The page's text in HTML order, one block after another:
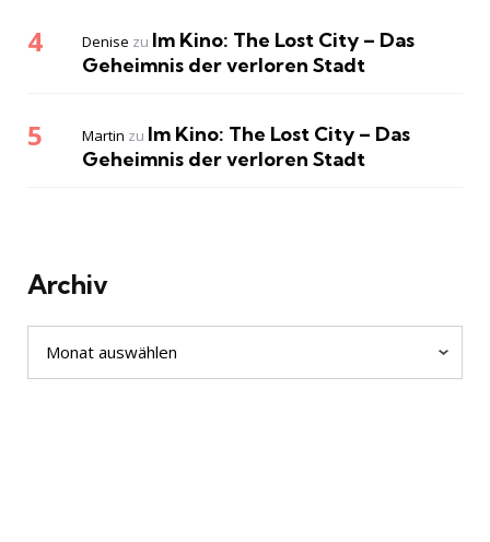
Denise zu Im Kino: The Lost City – Das
Geheimnis der verloren Stadt
Martin zu Im Kino: The Lost City – Das
Geheimnis der verloren Stadt
Archiv